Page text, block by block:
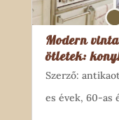
Modern
ötletek:
Szerző:
es évek, 60-as